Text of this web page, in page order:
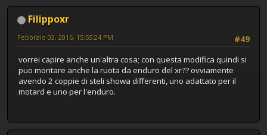
Filippoxr
#49
Febbraio 03, 2016, 15:55:24 PM
vorrei capire anche un'altra cosa; con questa modifica quindi si
puo montare anche la ruota da enduro del xr?? ovviamente
avendo 2 coppie di steli showa differenti, uno adattato per il
motard e uno per l'enduro.